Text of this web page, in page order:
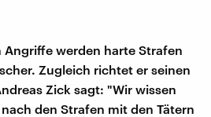
Angriffe werden harte Strafen
Zugleich richtet er seinen
Zick sagt: "Wir wissen
den Strafen mit den Tätern